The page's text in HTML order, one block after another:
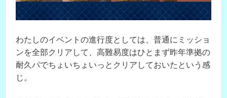
わたしのイベントの進行度としては、普通にミッショ
ンを全部クリアして、高難易度はひとまず昨年準拠の
耐久パでちょいちょいっとクリアしておいたという感
じ。